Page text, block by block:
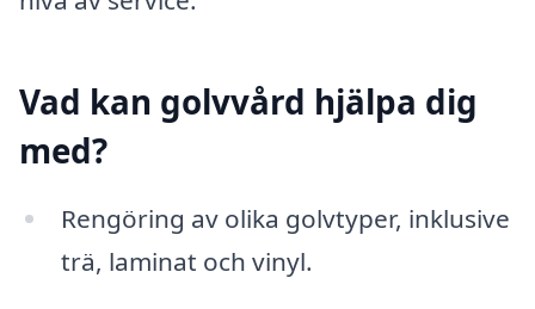
Vad kan golvvård hjälpa dig
med?
Rengöring av olika golvtyper, inklusive
trä, laminat och vinyl.